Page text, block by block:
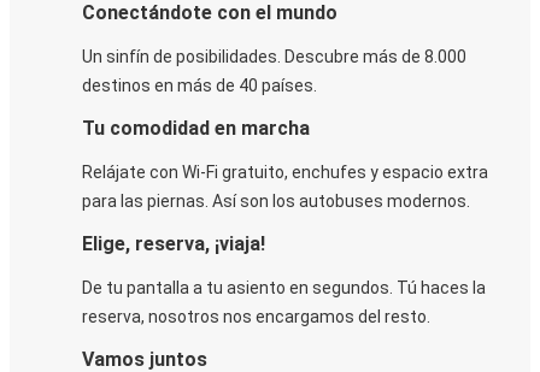
Conectándote con el mundo
Un sinfín de posibilidades. Descubre más de 8.000
destinos en más de 40 países.
Tu comodidad en marcha
Relájate con Wi-Fi gratuito, enchufes y espacio extra
para las piernas. Así son los autobuses modernos.
Elige, reserva, ¡viaja!
De tu pantalla a tu asiento en segundos. Tú haces la
reserva, nosotros nos encargamos del resto.
Vamos juntos